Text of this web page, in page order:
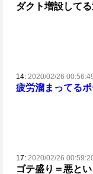
ダクト増設して
14: 2020/02/26
疲労溜まってる
17: 2020/02/26
ゴテ盛り＝悪と